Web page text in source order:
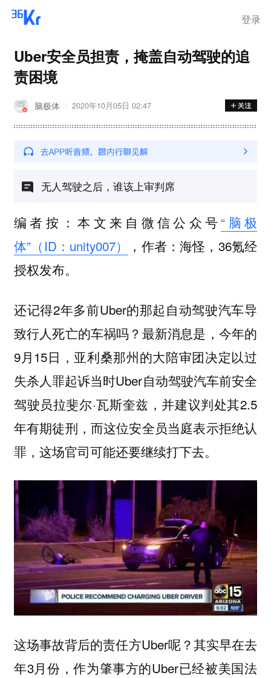
登录
Uber安全员担责，掩盖自动驾驶的追
责困境
脑极体 2020年10月05日 02:47
无人驾驶之后，谁该上审判席
编者按：本文来自微信公众号 “脑极
体”（ID：unity007）
，作者：海怪，36氪经
授权发布。
还记得2年多前Uber的那起自动驾驶汽车导
致行人死亡的车祸吗？最新消息是，今年的
9月15日，亚利桑那州的大陪审团决定以过
失杀人罪起诉当时Uber自动驾驶汽车前安全
驾驶员拉斐尔·瓦斯奎兹，并建议判处其2.5
年有期徒刑，而这位安全员当庭表示拒绝认
罪，这场官司可能还要继续打下去。
这场事故背后的责任方Uber呢？其实早在去
年3月份，作为肇事方的Uber已经被美国法